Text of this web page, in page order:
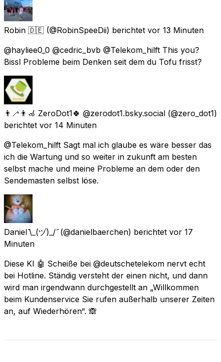
Robin 🇩🇪 (@RobinSpeeDii) berichtet vor 13 Minuten
@hayliee0_0 @cedric_bvb @Telekom_hilft This you?
Bissl Probleme beim Denken seit dem du Tofu frisst?
👨‍🦯👨‍🦽 ZeroDot1🍀 @zerodot1.bsky.social (@zero_dot1)
berichtet vor 14 Minuten
@Telekom_hilft Sagt mal ich glaube es wäre besser das
ich die Wartung und so weiter in zukunft am besten
selbst mache und meine Probleme an dem oder den
Sendemasten selbst löse.
Daniel ᷅\_(ヅ)_/ ᷄ (@danielbaerchen) berichtet vor 17
Minuten
Diese KI 🤖 Scheiße bei @deutschetelekom nervt echt
bei Hotline. Ständig versteht der einen nicht, und dann
wird man irgendwann durchgestellt an „Willkommen
beim Kundenservice Sie rufen außerhalb unserer Zeiten
an, auf Wiederhören“. 🙈